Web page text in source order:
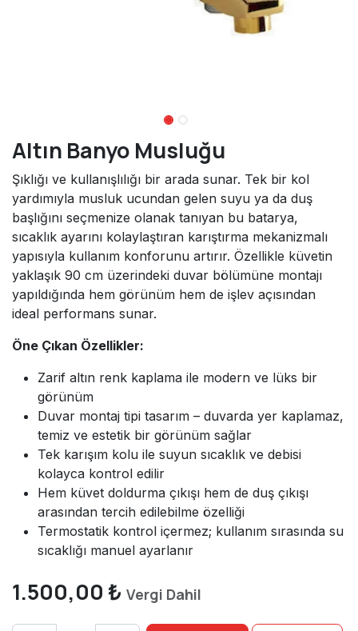
Altın Banyo Musluğu
Şıklığı ve kullanışlılığı bir arada sunar. Tek bir kol
yardımıyla musluk ucundan gelen suyu ya da duş
başlığını seçmenize olanak tanıyan bu batarya,
sıcaklık ayarını kolaylaştıran karıştırma mekanizmalı
yapısıyla kullanım konforunu artırır. Özellikle küvetin
yaklaşık 90 cm üzerindeki duvar bölümüne montajı
yapıldığında hem görünüm hem de işlev açısından
ideal performans sunar.
Öne Çıkan Özellikler:
Zarif altın renk kaplama ile modern ve lüks bir
görünüm
Duvar montaj tipi tasarım – duvarda yer kaplamaz,
temiz ve estetik bir görünüm sağlar
Tek karışım kolu ile suyun sıcaklık ve debisi
kolayca kontrol edilir
Hem küvet doldurma çıkışı hem de duş çıkışı
arasından tercih edilebilme özelliği
Termostatik kontrol içermez; kullanım sırasında su
sıcaklığı manuel ayarlanır
1.500,00 ₺ Vergi Dahil